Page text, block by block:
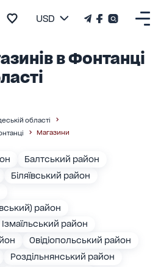
USD
в Фонтанці
області
Магазини
Балтський район
Біляївський район
район
Ізмаїльський район
Овідіопольський район
Роздільнянський район